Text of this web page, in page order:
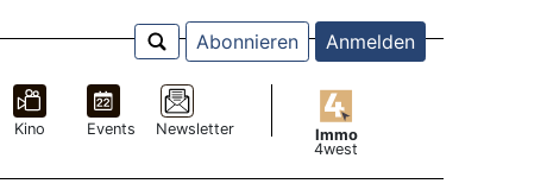
Abonnieren Anmelden
Kino Events Newsletter
Immo
4west